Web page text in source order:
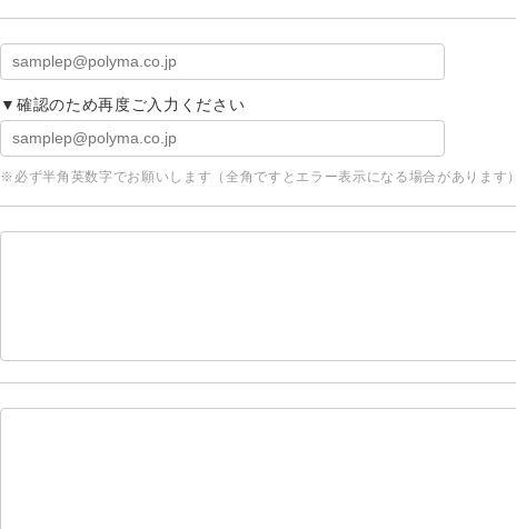
▼確認のため再度ご入力ください
※必ず半角英数字でお願いします（全角ですとエラー表示になる場合があります）